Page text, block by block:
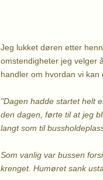
Jeg lukket døren etter
omstendigheter jeg velger
handler om hvordan vi
"Dagen hadde startet helt
den dagen, førte til at jeg
langt som til
Som vanlig var bussen
krenget. Humøret sank